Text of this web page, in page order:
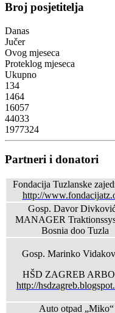
Broj posjetitelja
Danas
Jučer
Ovog mjeseca
Proteklog mjeseca
Ukupno
134
1464
16057
44033
1977324
Partneri i donatori
Fondacija Tuzlanske
http://
Gosp. Davor
MANAGER
Bosnia doo Tuzla
Gosp. Marinko
HŠD ZAGREB
http://
Auto otpad „Miko“